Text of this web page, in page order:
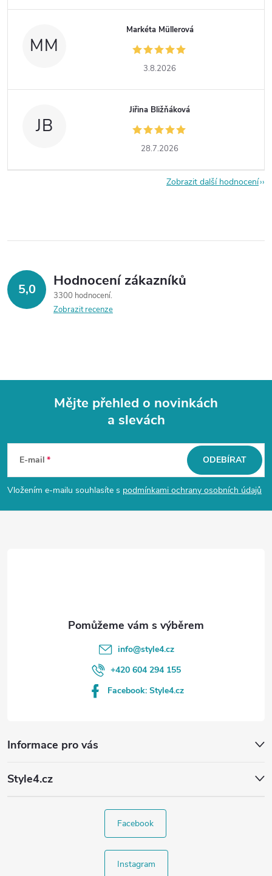
MM
Markéta Müllerová
3.8.2026
JB
Jiřina Bližňáková
28.7.2026
Zobrazit další hodnocení
5,0 Hodnocení zákazníků
3300 hodnocení
Zobrazit recenze
p
a
Mějte přehled o novinkách
a slevách
E-mail
Vložením e-mailu souhlasíte s podmínkami ochrany osobních údajů
ODEBÍRAT
Informace pro vás
Style4.cz
info@style4.cz
+420 604 294 155
Facebook: Style4.cz
Facebook
Instagram